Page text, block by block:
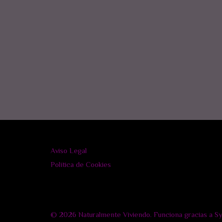
Aviso Legal
Política de Cookies
© 2026 Naturalmente Viviendo. Funciona gracias a